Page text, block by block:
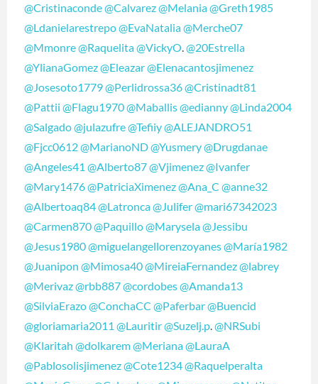
@Cristinaconde@Calvarez@Melania@Greth1985
@Ldanielarestrepo@EvaNatalia@Merche07
@Mmonre@Raquelita@VickyO @20Estrella
@YlianaGomez@Eleazar@Elenacantosjimenez
@Josesoto1779@Perlidrossa36@Cristinadt81
@Pattii @Flagu1970@Maballis@edianny@Linda2004
@Salgado@julazufre@Tefiiy@ALEJANDRO51
@Fjcc0612@MarianoND@Yusmery@Drugdanae
@Angeles41 @Alberto87@Vjimenez@Ivanfer
@Mary1476@PatriciaXimenez@Ana_C @anne32
@Albertoaq84@Latronca@Julifer@mari67342023
@Carmen870@Paquillo@Marysela@Jessibu
@Jesus1980@miguelangellorenzoyanes@María1982
@Juanipon @Mimosa40@MireiaFernandez@labrey
@Merivaz@rbb887@cordobes@Amanda13
@SilviaErazo@ConchaCC @Paferbar@Buencid
@gloriamaria2011 @Lauritir@Suzelj.p @NRSubi
@Klaritah @dolkarem@Meriana@LauraA
@Pablosolisjimenez@Cote1234@Raquelperalta